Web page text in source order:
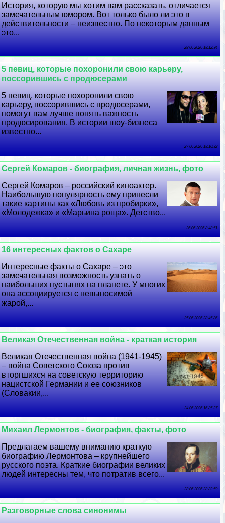
История, которую мы хотим вам рассказать, отличается
замечательным юмором. Вот только было ли это в
действительности – неизвестно. По некоторым данным
это...
28 06 2026 18:12:34
5 певиц, которые похоронили свою карьеру,
поссорившись с продюсерами
5 певиц, которые похоронили свою
карьеру, поссорившись с продюсерами,
помогут вам лучше понять важность
продюсирования. В истории шоу-бизнеса
известно...
27 06 2026 18:10:32
Сергeй Комаров - биография, личная жизнь, фото
Сергeй Комаров – российский киноактер.
Наибольшую популярность ему принесли
такие картины как «Любовь из пробирки»,
«Молодежка» и «Марьина роща». Детство...
26 06 2026 8:48:51
16 интересных фактов о Сахаре
Интересные факты о Сахаре – это
замечательная возможность узнать о
наибольших пустынях на планете. У многих
она ассоциируется с невыносимой
жарой,...
25 06 2026 23:45:36
Великая Отечественная война - краткая история
Великая Отечественная война (1941-1945)
– война Советского Союза против
вторгшихся на советскую территорию
нацистской Германии и ее союзников
(Словакии,...
24 06 2026 16:35:27
Михаил Лермонтов - биография, факты, фото
Предлагаем вашему вниманию краткую
биографию Лермонтова – крупнейшего
русского поэта. Краткие биографии великих
людей интересны тем, что потратив всего...
23 06 2026 23:32:59
Разговорные слова синонимы